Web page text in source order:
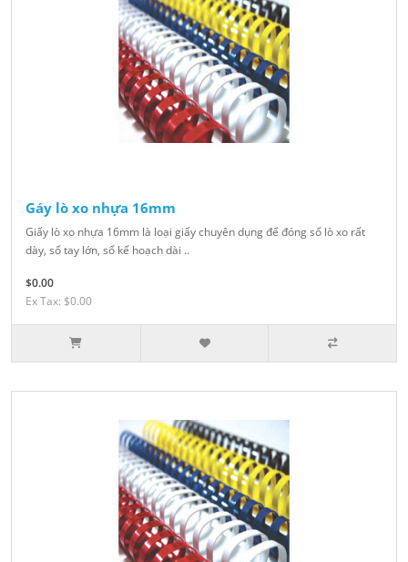
Gáy lò xo nhựa 16mm
Giấy lò xo nhựa 16mm là loại giấy chuyên dụng để đóng sổ lò xo rất
dày, sổ tay lớn, sổ kế hoạch dài ..
$0.00
Ex Tax: $0.00